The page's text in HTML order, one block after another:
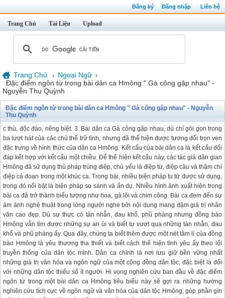
Đăng ký Đăng nhập Liên hệ
Trang Chủ Tài Liệu Upload
Trang Chủ › Ngoại Ngữ ›
Đặc điểm ngôn từ trong bài dân ca Hmông " Gà công gặp nhau" -
Nguyễn Thu Quỳnh
Đặc điểm ngôn từ trong bài dân ca Hmông " Gà công gặp nhau" - Nguyễn
Thu Quỳnh
c thù, độc đáo, riêng biệt. 3. Bài dân ca Gà công gặp nhau, dù chỉ gói gọn trong
ba lượt hát của các chủ thể trữ tình, nhưng đã thể hiện được tương đối trọn vẹn
đặc trưng về hình thức của dân ca Hmông. Kết cấu của bài dân ca là kết cấu đối
đáp kết hợp với kết cấu một chiều. Để thể hiện kết cấu này, các tác giả dân gian
Hmông đã sử dụng thủ pháp trùng điệp, chủ yếu là điệp từ, điệp câu và thậm chí
điệp cả đoạn trong một khúc ca. Trong bài, nhiều biện pháp tu từ được sử dụng,
trong đó nổi bật là biện pháp so sánh và ẩn dụ. Nhiều hình ảnh xuất hiện trong
bài ca đã trở thành biểu tượng như hoa, gà lôi và chim công. Bài ca đem đến sự
ám ảnh nghệ thuật trong lòng người nghe bởi nội dung mang đậm giá trị nhân
văn cao đẹp. Dù sự thực có tàn nhẫn, đau khổ, phũ phàng nhưng đồng bào
Hmông vẫn tìm được những sự an ủi và biết tự vượt qua những tàn nhẫn, đau
khổ và phũ phàng ấy. Qua đây, chúng ta biết thêm được một nét tâm lí của đồng
bào Hmông là yêu thương tha thiết và biết cách thể hiện tình yêu ấy theo lối
truyền thống của dân tộc mình. Dân ca chính là nơi lưu giữ bền vững nhất
những giá trị văn hóa và ngôn ngữ của một cộng đồng dân tộc, đặc biệt là đối
với những dân tộc thiểu số ít người. Hi vọng nghiên cứu ban đầu về đặc điểm
ngôn từ trong một bài dân ca Hmông tiêu biểu này sẽ gợi ra những hướng
nghiên cứu tích cực về ngôn ngữ và văn hóa của dân tộc Hmông, góp phần gìn